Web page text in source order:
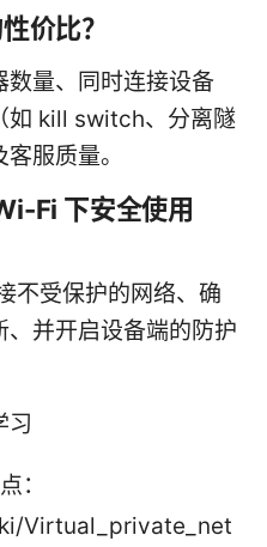
价比？
数量、同时连接设备
如 kill switch、分离隧
服质量。
Fi 下安全使用
不受保护的网络、确
并开启设备端的防护
习
：
Virtual_private_net